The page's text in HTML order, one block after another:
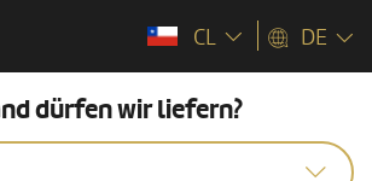
CL DE
dürfen wir liefern?